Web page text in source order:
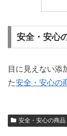
安全・安心
目に見えない添
た安全・安心の
安全・安心の商品